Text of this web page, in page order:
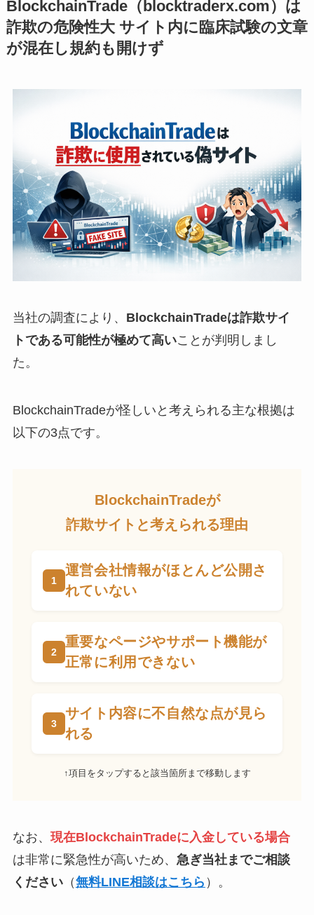
BlockchainTrade（blocktraderx.com）は
詐欺の危険性大 サイト内に臨床試験の文章
が混在し規約も開けず
当社の調査により、 BlockchainTradeは詐欺サイ
トである可能性が極めて高いことが判明しまし
た。
BlockchainTradeが怪しいと考えられる主な根拠は
以下の3点です。
BlockchainTradeが
詐欺サイトと考えられる理由
運営会社情報がほとんど公開さ
れていない
重要なページやサポート機能が
正常に利用できない
サイト内容に不自然な点が見ら
れる
↑項目をタップすると該当箇所まで移動します
なお、 現在BlockchainTradeに入金している場合
は非常に緊急性が高いため、 急ぎ当社までご相談
ください（無料LINE相談はこちら ）。